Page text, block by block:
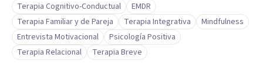
Terapia Cognitivo-Conductual
EMDR
Terapia Familiar y de Pareja
Terapia Integrativa
Mindfulness
Entrevista Motivacional
Psicología Positiva
Terapia Relacional
Terapia Breve